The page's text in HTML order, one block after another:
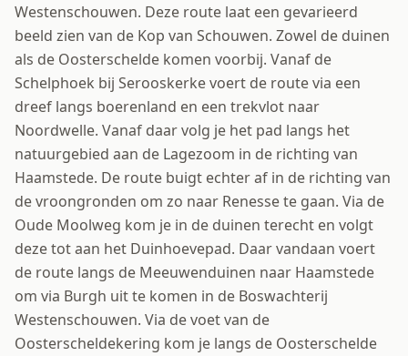
Westenschouwen. Deze route laat een gevarieerd
beeld zien van de Kop van Schouwen. Zowel de duinen
als de Oosterschelde komen voorbij. Vanaf de
Schelphoek bij Serooskerke voert de route via een
dreef langs boerenland en een trekvlot naar
Noordwelle. Vanaf daar volg je het pad langs het
natuurgebied aan de Lagezoom in de richting van
Haamstede. De route buigt echter af in de richting van
de vroongronden om zo naar Renesse te gaan. Via de
Oude Moolweg kom je in de duinen terecht en volgt
deze tot aan het Duinhoevepad. Daar vandaan voert
de route langs de Meeuwenduinen naar Haamstede
om via Burgh uit te komen in de Boswachterij
Westenschouwen. Via de voet van de
Oosterscheldekering kom je langs de Oosterschelde